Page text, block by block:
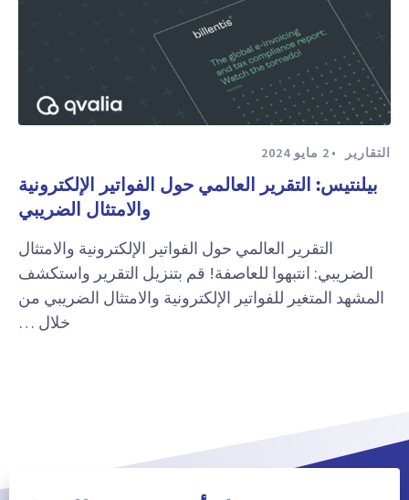
التقارير 2 مايو 2024
بيلنتيس: التقرير العالمي حول الفواتير الإلكترونية
والامتثال الضريبي
التقرير العالمي حول الفواتير الإلكترونية والامتثال
الضريبي: انتبهوا للعاصفة! قم بتنزيل التقرير واستكشف
المشهد المتغير للفواتير الإلكترونية والامتثال الضريبي من
خلال …